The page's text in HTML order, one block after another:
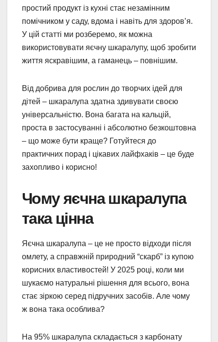
простий продукт із кухні стає незамінним
помічником у саду, вдома і навіть для здоров’я.
У цій статті ми розберемо, як можна
використовувати яєчну шкаралупу, щоб зробити
життя яскравішим, а гаманець – повнішим.
Від добрива для рослин до творчих ідей для
дітей – шкаралупа здатна здивувати своєю
універсальністю. Вона багата на кальцій,
проста в застосуванні і абсолютно безкоштовна
– що може бути краще? Готуйтеся до
практичних порад і цікавих лайфхаків – це буде
захопливо і корисно!
Чому яєчна шкаралупа
така цінна
Яєчна шкаралупа – це не просто відходи після
омлету, а справжній природний “скарб” із купою
корисних властивостей! У 2025 році, коли ми
шукаємо натуральні рішення для всього, вона
стає зіркою серед підручних засобів. Але чому
ж вона така особлива?
На 95% шкаралупа складається з карбонату